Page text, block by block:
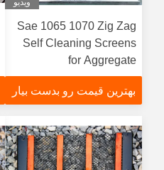
ویدیو
Sae 1065 1070 Zig Zag
Self Cleaning Screens
for Aggregate
Processing
بهترین قیمت رو بدست بیار